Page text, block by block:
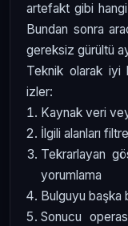
artefakt gibi hangi
Bundan sonra
gereksiz gürültü
Teknik olarak iyi
izler:
Kaynak veri
İlgili alanları
Tekrarlayan
yorumlama
Bulguyu başka
Sonucu